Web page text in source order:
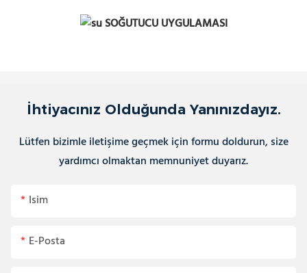
İhtiyacınız Olduğunda Yanınızdayız.
Lütfen bizimle iletişime geçmek için formu doldurun, size
yardımcı olmaktan memnuniyet duyarız.
Isim
E-Posta